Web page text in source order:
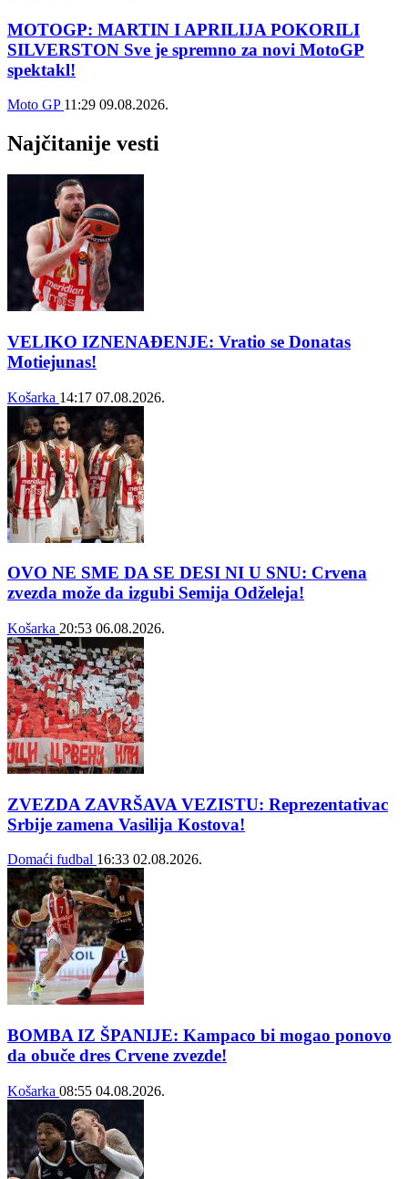
MOTOGP: MARTIN I APRILIJA POKORILI
SILVERSTON Sve je spremno za novi MotoGP
spektakl!
Moto GP 11:29 09.08.2026.
Najčitanije vesti
VELIKO IZNENAĐENJE: Vratio se Donatas
Motiejunas!
Košarka 14:17 07.08.2026.
OVO NE SME DA SE DESI NI U SNU: Crvena
zvezda može da izgubi Semija Odželeja!
Košarka 20:53 06.08.2026.
ZVEZDA ZAVRŠAVA VEZISTU: Reprezentativac
Srbije zamena Vasilija Kostova!
Domaći fudbal 16:33 02.08.2026.
BOMBA IZ ŠPANIJE: Kampaco bi mogao ponovo
da obuče dres Crvene zvezde!
Košarka 08:55 04.08.2026.